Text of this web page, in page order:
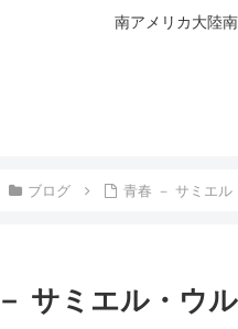
南アメリカ大陸
ブログ 青春 － サミエル
サミエル・ウ